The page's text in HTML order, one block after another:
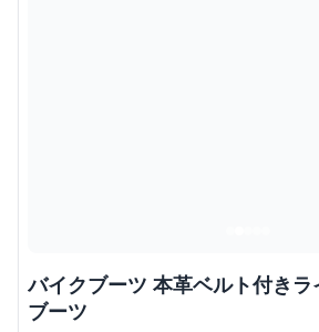
バイクブーツ 本革ベルト付きラ
ブーツ